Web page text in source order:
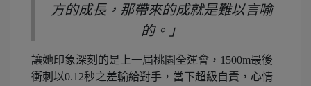
方的成長，那帶來的成就是難以言喻
的。」
讓她印象深刻的是上一屆桃園全運會，1500m最後
衝刺以0.12秒之差輸給對手，當下超級自責，心情